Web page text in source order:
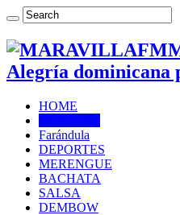
Alegría dominicana
HOME
Farándula
DEPORTES
MERENGUE
BACHATA
SALSA
DEMBOW